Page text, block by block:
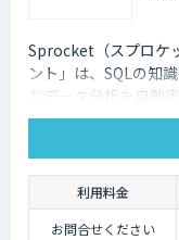
ト/1審査
Sprocket（スプロケ
ント」は、SQLの知
なデータ分析を自動
るAIエージェントで
利用料金
お問合せください